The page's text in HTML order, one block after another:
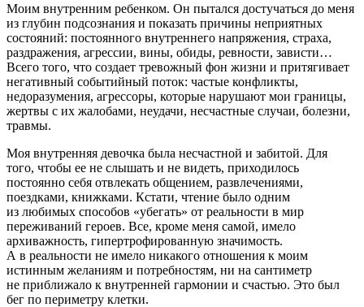
Моим внутренним ребенком. Он пытался достучаться до меня
из глубин подсознания и показать причины неприятных
состояний: постоянного внутреннего напряжения, страха,
раздражения, агрессии, вины, обиды, ревности, зависти…
Всего того, что создает тревожный фон жизни и притягивает
негативный событийный поток: частые конфликты,
недоразумения, агрессоры, которые нарушают мои границы,
жертвы с их жалобами, неудачи, несчастные случаи, болезни,
травмы.
Моя внутренняя девочка была несчастной и забитой. Для
того, чтобы ее не слышать и не видеть, приходилось
постоянно себя отвлекать общением, развлечениями,
поездками, книжками. Кстати, чтение было одним
из любимых способов «убегать» от реальности в мир
переживаний героев. Все, кроме меня самой, имело
архиважность, гипертрофированную значимость.
А в реальности не имело никакого отношения к моим
истинным желаниям и потребностям, ни на сантиметр
не приближало к внутренней гармонии и счастью. Это был
бег по периметру клетки.